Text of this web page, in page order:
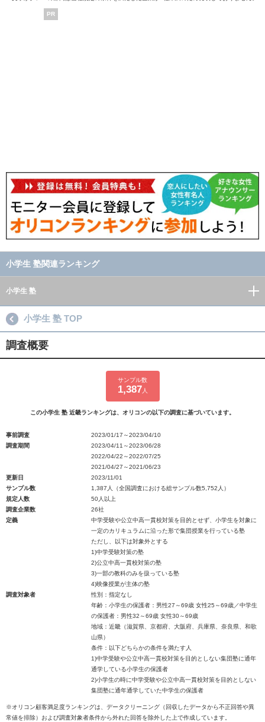
PR
小学生 塾関連ランキング
小学生 塾
小学生 塾 TOP
調査概要
サンプル数
1,387 人
この小学生 塾 近畿ランキングは、オリコンの以下の調査に基づいています。
事前調査
2023/01/17～2023/04/10
調査期間
2023/04/11～2023/06/28
2022/04/22～2022/07/25
2021/04/27～2021/06/23
更新日
2023/11/01
サンプル数
1,387人（全国調査における総サンプル数5,752人）
規定人数
50人以上
調査企業数
26社
定義
中学受験や公立中高一貫校対策を目的とせず、小学生を対象に
一定のカリキュラムに沿った形で集団授業を行っている塾
ただし、以下は対象外とする
1)中学受験対策の塾
2)公立中高一貫校対策の塾
3)一部の教科のみを扱っている塾
4)映像授業が主体の塾
調査対象者
性別：指定なし
年齢：小学生の保護者：男性27～69歳 女性25～69歳／中学生
の保護者：男性32～69歳 女性30～69歳
地域：近畿（滋賀県、京都府、大阪府、兵庫県、奈良県、和歌
山県）
条件：以下どちらかの条件を満たす人
1)中学受験や公立中高一貫校対策を目的としない集団塾に通年
通学している小学生の保護者
2)小学生の時に中学受験や公立中高一貫校対策を目的としない
集団塾に通年通学していた中学生の保護者
※オリコン顧客満足度ランキングは、データクリーニング（回収したデータから不正回答や異
常値を排除）および調査対象者条件から外れた回答を除外した上で作成しています。